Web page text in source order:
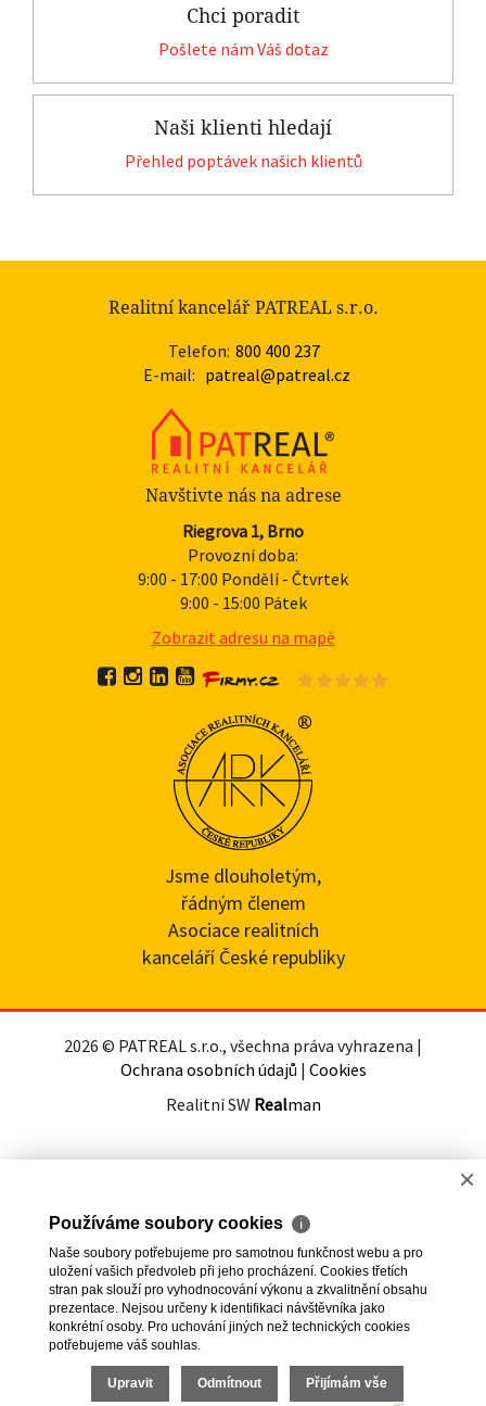
Chci poradit
Pošlete nám Váš dotaz
Naši klienti hledají
Přehled poptávek našich klientů
Realitní kancelář PATREAL s.r.o.
Telefon: 800 400 237
E-mail: patreal@patreal.cz
Navštivte nás na adrese
Riegrova 1, Brno
Provozní doba:
9:00 - 17:00 Pondělí - Čtvrtek
9:00 - 15:00 Pátek
Zobrazit adresu na mapě
Jsme dlouholetým,
řádným členem
Asociace realitních
kanceláří České republiky
2026 © PATREAL s.r.o., všechna práva vyhrazena |
Ochrana osobních údajů | Cookies
Realitní SW Realman
×
Používáme soubory cookies ℹ
Naše soubory potřebujeme pro samotnou funkčnost webu a pro
uložení vašich předvoleb při jeho procházení. Cookies třetích
stran pak slouží pro vyhodnocování výkonu a zkvalitnění obsahu
prezentace. Nejsou určeny k identifikaci návštěvníka jako
konkrétní osoby. Pro uchování jiných než technických cookies
potřebujeme váš souhlas.
Upravit Odmítnout Přijímám vše